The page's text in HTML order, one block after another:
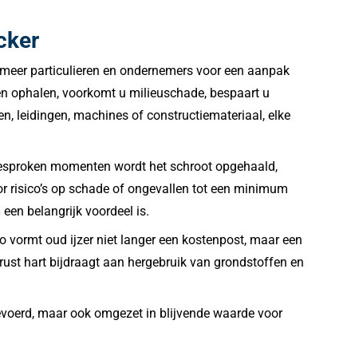
particulieren en ondernemers voor een aanpak
ophalen, voorkomt u milieuschade, bespaart u
leidingen, machines of constructiemateriaal, elke
momenten wordt het schroot opgehaald,
risico’s op schade of ongevallen tot een minimum
belangrijk voordeel is.
oud ijzer niet langer een kostenpost, maar een
hart bijdraagt aan hergebruik van grondstoffen en
maar ook omgezet in blijvende waarde voor